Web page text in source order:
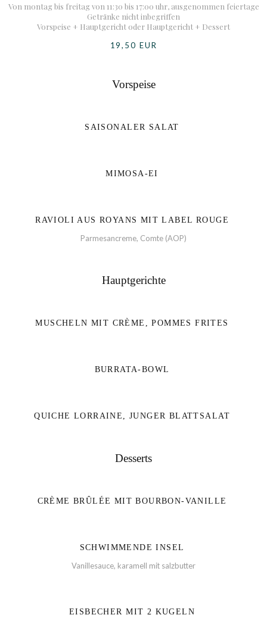
Von montag bis freitag von 11:30 bis 17:00 uhr, ausgenommen feiertage
Getränke nicht inbegriffen
Vorspeise + Hauptgericht oder Hauptgericht + Dessert
19,50 EUR
Vorspeise
SAISONALER SALAT
MIMOSA-EI
RAVIOLI AUS ROYANS MIT LABEL ROUGE
Parmesancreme, Comte (AOP)
Hauptgerichte
MUSCHELN MIT CRÈME, POMMES FRITES
BURRATA-BOWL
QUICHE LORRAINE, JUNGER BLATTSALAT
Desserts
CRÈME BRÛLÉE MIT BOURBON-VANILLE
SCHWIMMENDE INSEL
Vanillesauce, karamell mit salzbutter
EISBECHER MIT 2 KUGELN